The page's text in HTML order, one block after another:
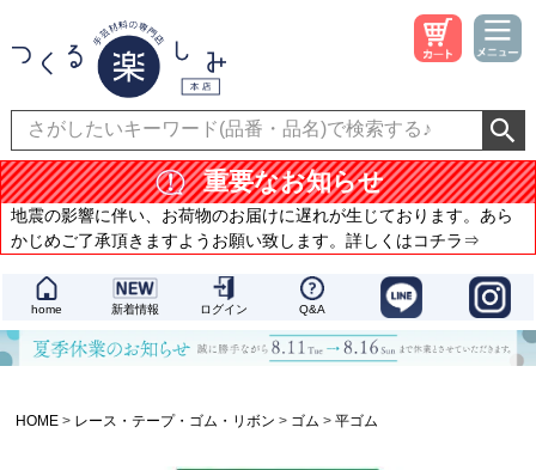
重要なお知らせ
地震の影響に伴い、お荷物のお届けに遅れが生じております。あら
かじめご了承頂きますようお願い致します。詳しくはコチラ⇒
home 新着情報 ログイン Q&A
HOME レース・テープ・ゴム・リボン ゴム 平ゴム